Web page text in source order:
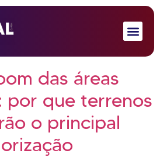
das áreas
por que terrenos
o principal